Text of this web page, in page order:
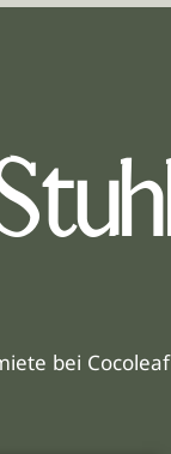
bei